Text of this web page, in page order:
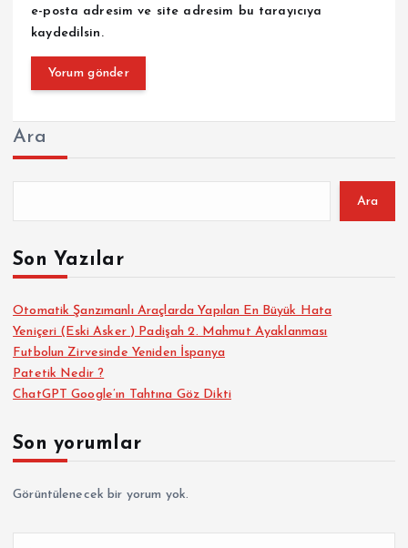
e-posta adresim ve site adresim bu tarayıcıya
kaydedilsin.
Ara
Ara
Son Yazılar
Otomatik Şanzımanlı Araçlarda Yapılan En Büyük Hata
Yeniçeri (Eski Asker ) Padişah 2. Mahmut Ayaklanması
Futbolun Zirvesinde Yeniden İspanya
Patetik Nedir ?
ChatGPT Google’ın Tahtına Göz Dikti
Son yorumlar
Görüntülenecek bir yorum yok.